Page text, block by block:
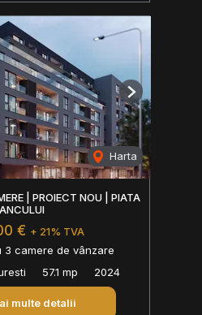
Harta
Next
| PROIECT NOU | PIATA
€ + 21% TVA
3 camere de vânzare
57.1 mp 2024
multe detalii